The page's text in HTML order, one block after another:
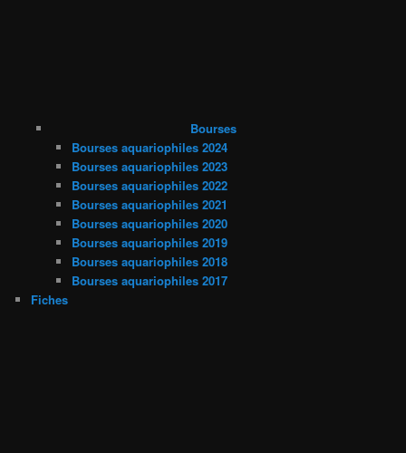
Bourses
Bourses aquariophiles 2024
Bourses aquariophiles 2023
Bourses aquariophiles 2022
Bourses aquariophiles 2021
Bourses aquariophiles 2020
Bourses aquariophiles 2019
Bourses aquariophiles 2018
Bourses aquariophiles 2017
Fiches